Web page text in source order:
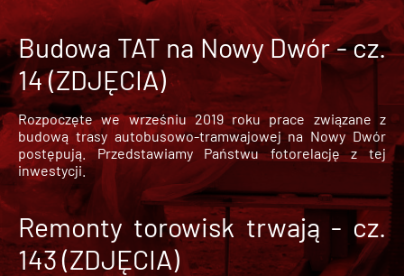
Budowa TAT na Nowy Dwór - cz.
14 (ZDJĘCIA)
Rozpoczęte we wrześniu 2019 roku prace związane z
budową trasy autobusowo-tramwajowej na Nowy Dwór
postępują. Przedstawiamy Państwu fotorelację z tej
inwestycji.
Remonty torowisk trwają - cz.
143 (ZDJĘCIA)